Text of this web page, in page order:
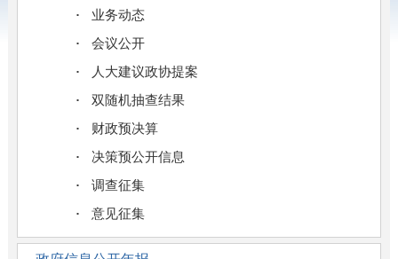
业务动态
会议公开
人大建议政协提案
双随机抽查结果
财政预决算
决策预公开信息
调查征集
意见征集